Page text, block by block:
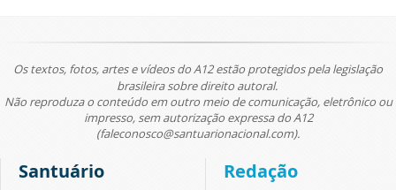
Os textos, fotos, artes e vídeos do A12 estão protegidos pela legislação
brasileira sobre direito autoral.
Não reproduza o conteúdo em outro meio de comunicação, eletrônico ou
impresso, sem autorização expressa do A12
(faleconosco@santuarionacional.com).
Santuário Redação